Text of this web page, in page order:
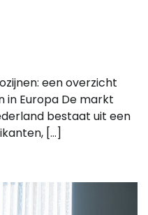
een overzicht
in Europa De markt
bestaat uit een
[…]